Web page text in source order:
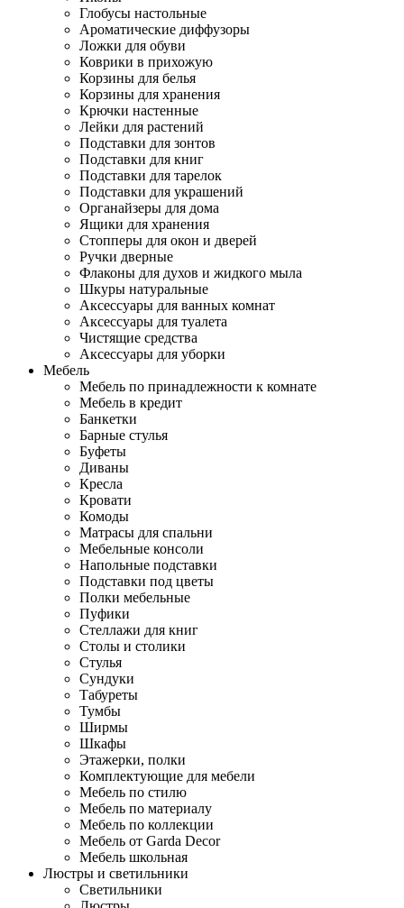
Глобусы настольные
Ароматические диффузоры
Ложки для обуви
Коврики в прихожую
Корзины для белья
Корзины для хранения
Крючки настенные
Лейки для растений
Подставки для зонтов
Подставки для книг
Подставки для тарелок
Подставки для украшений
Органайзеры для дома
Ящики для хранения
Стопперы для окон и дверей
Ручки дверные
Флаконы для духов и жидкого мыла
Шкуры натуральные
Аксессуары для ванных комнат
Аксессуары для туалета
Чистящие средства
Аксессуары для уборки
Мебель
Мебель по принадлежности к комнате
Мебель в кредит
Банкетки
Барные стулья
Буфеты
Диваны
Кресла
Кровати
Комоды
Матрасы для спальни
Мебельные консоли
Напольные подставки
Подставки под цветы
Полки мебельные
Пуфики
Стеллажи для книг
Столы и столики
Стулья
Сундуки
Табуреты
Тумбы
Ширмы
Шкафы
Этажерки, полки
Комплектующие для мебели
Мебель по стилю
Мебель по материалу
Мебель по коллекции
Мебель от Garda Decor
Мебель школьная
Люстры и светильники
Светильники